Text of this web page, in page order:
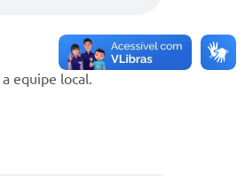
equipe local.